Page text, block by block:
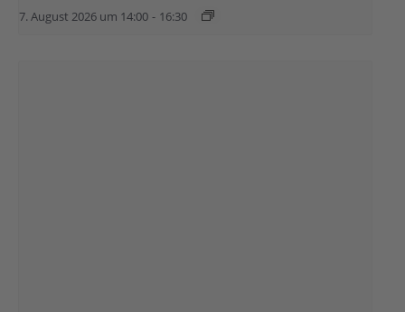
7. August 2026 um 14:00 - 16:30